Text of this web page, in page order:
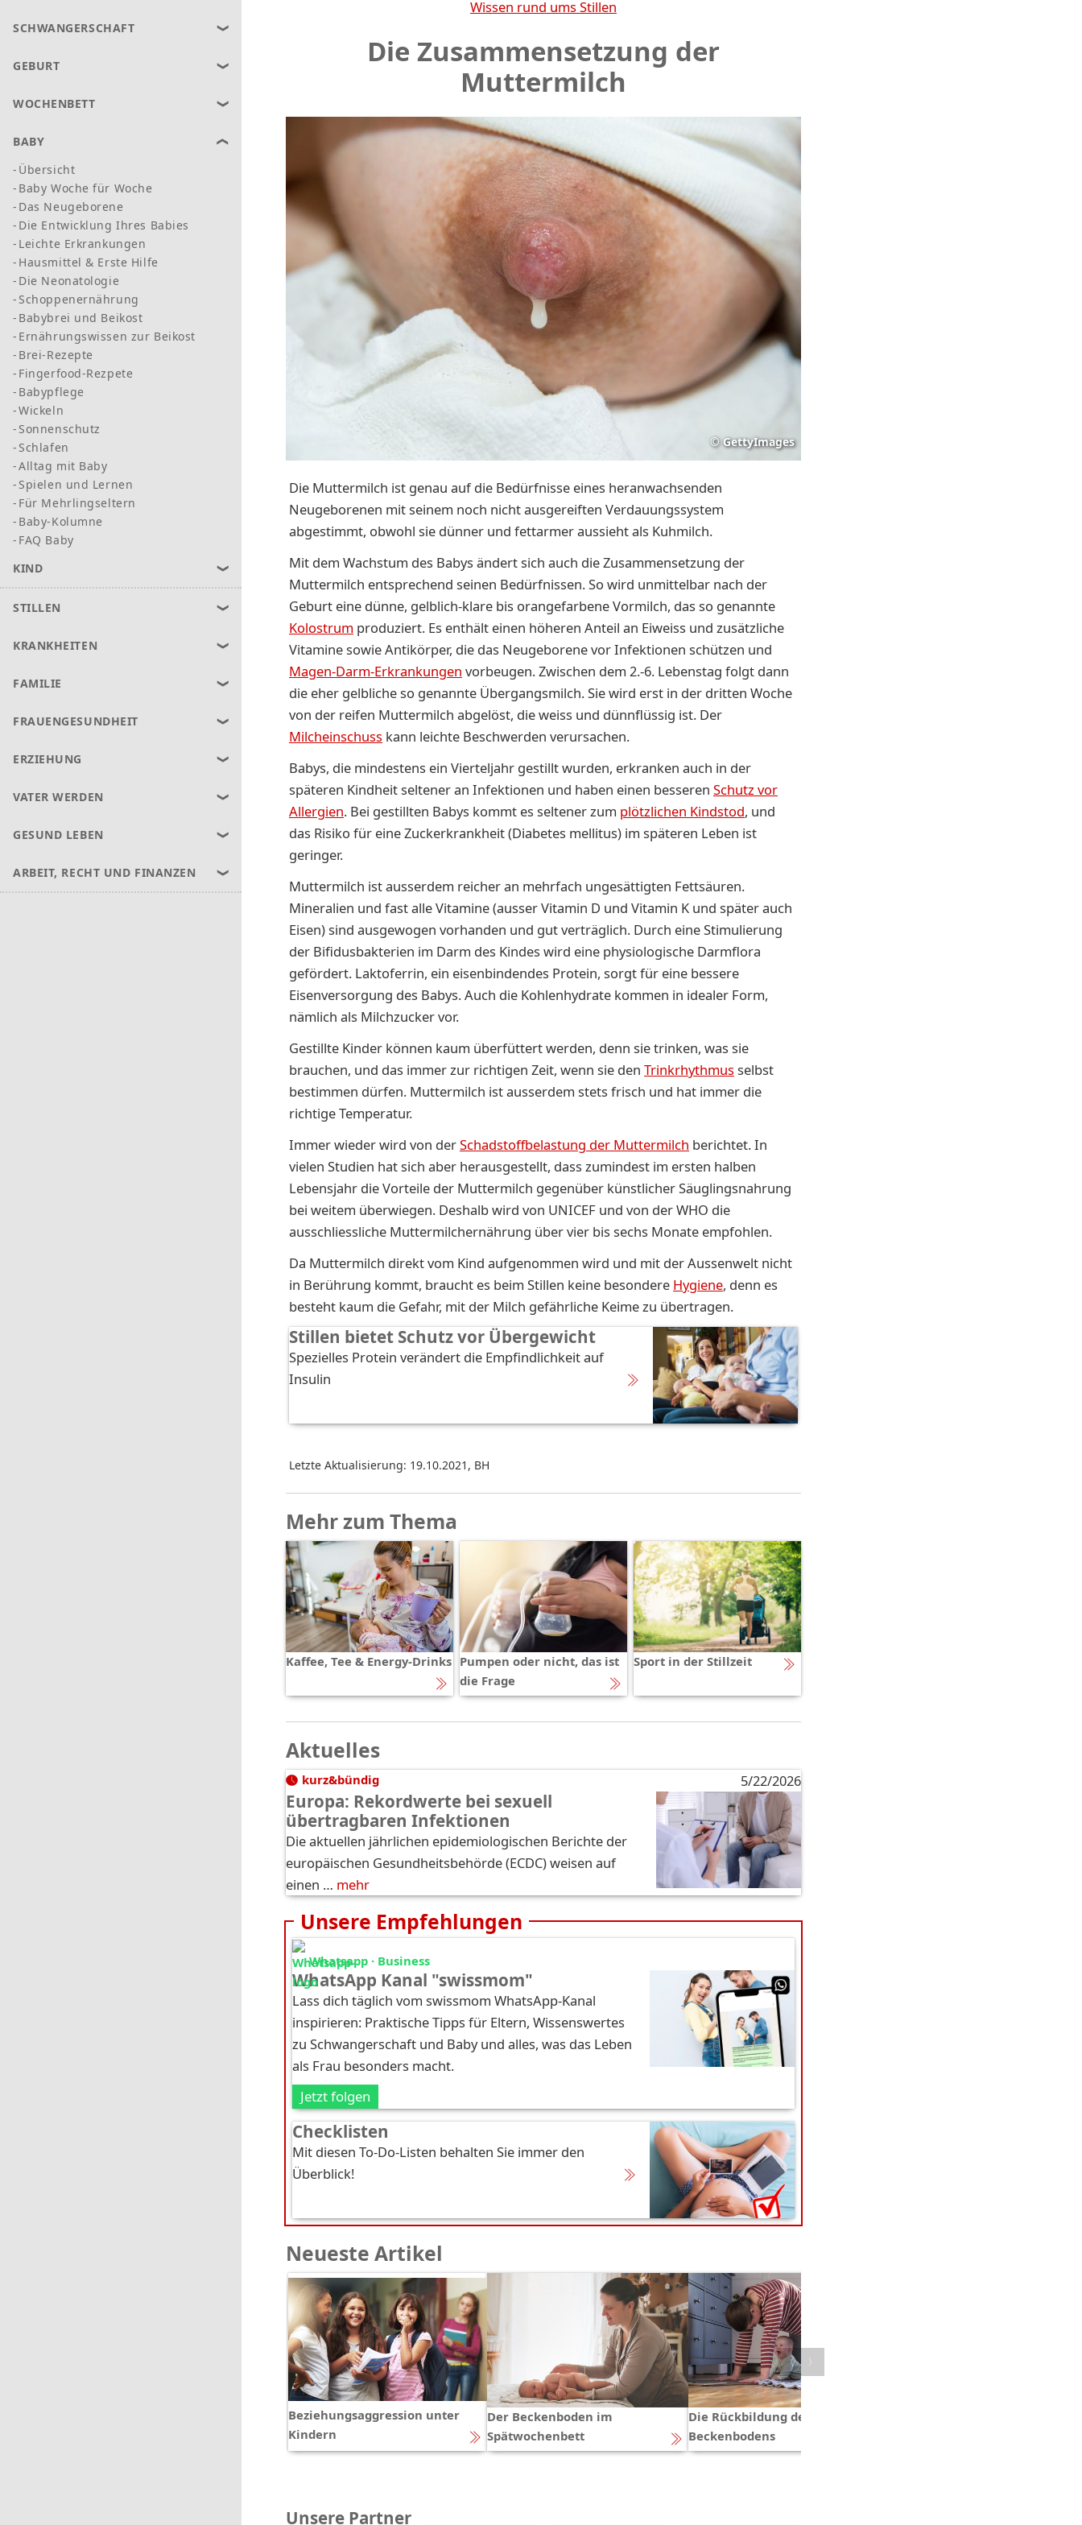
SCHWANGERSCHAFT
GEBURT
WOCHENBETT
BABY
Übersicht
Baby Woche für Woche
Das Neugeborene
Die Entwicklung Ihres Babies
Leichte Erkrankungen
Hausmittel & Erste Hilfe
Die Neonatologie
Schoppenernährung
Babybrei und Beikost
Ernährungswissen zur Beikost
Brei-Rezepte
Fingerfood-Rezpete
Babypflege
Wickeln
Sonnenschutz
Schlafen
Alltag mit Baby
Spielen und Lernen
Für Mehrlingseltern
Baby-Kolumne
FAQ Baby
KIND
STILLEN
KRANKHEITEN
FAMILIE
FRAUENGESUNDHEIT
ERZIEHUNG
VATER WERDEN
GESUND LEBEN
ARBEIT, RECHT UND FINANZEN
Wissen rund ums Stillen
Die Zusammensetzung der
Muttermilch
© GettyImages
Die Muttermilch ist genau auf die Bedürfnisse eines heranwachsenden
Neugeborenen mit seinem noch nicht ausgereiften Verdauungssystem
abgestimmt, obwohl sie dünner und fettarmer aussieht als Kuhmilch.
Mit dem Wachstum des Babys ändert sich auch die Zusammensetzung der
Muttermilch entsprechend seinen Bedürfnissen. So wird unmittelbar nach der
Geburt eine dünne, gelblich-klare bis orangefarbene Vormilch, das so genannte
Kolostrum produziert. Es enthält einen höheren Anteil an Eiweiss und zusätzliche
Vitamine sowie Antikörper, die das Neugeborene vor Infektionen schützen und
Magen-Darm-Erkrankungen vorbeugen. Zwischen dem 2.-6. Lebenstag folgt dann
die eher gelbliche so genannte Übergangsmilch. Sie wird erst in der dritten Woche
von der reifen Muttermilch abgelöst, die weiss und dünnflüssig ist. Der
Milcheinschuss kann leichte Beschwerden verursachen.
Babys, die mindestens ein Vierteljahr gestillt wurden, erkranken auch in der
späteren Kindheit seltener an Infektionen und haben einen besseren Schutz vor
Allergien. Bei gestillten Babys kommt es seltener zum plötzlichen Kindstod, und
das Risiko für eine Zuckerkrankheit (Diabetes mellitus) im späteren Leben ist
geringer.
Muttermilch ist ausserdem reicher an mehrfach ungesättigten Fettsäuren.
Mineralien und fast alle Vitamine (ausser Vitamin D und Vitamin K und später auch
Eisen) sind ausgewogen vorhanden und gut verträglich. Durch eine Stimulierung
der Bifidusbakterien im Darm des Kindes wird eine physiologische Darmflora
gefördert. Laktoferrin, ein eisenbindendes Protein, sorgt für eine bessere
Eisenversorgung des Babys. Auch die Kohlenhydrate kommen in idealer Form,
nämlich als Milchzucker vor.
Gestillte Kinder können kaum überfüttert werden, denn sie trinken, was sie
brauchen, und das immer zur richtigen Zeit, wenn sie den Trinkrhythmusselbst
bestimmen dürfen. Muttermilch ist ausserdem stets frisch und hat immer die
richtige Temperatur.
Immer wieder wird von derSchadstoffbelastung der Muttermilch berichtet. In
vielen Studien hat sich aber herausgestellt, dass zumindest im ersten halben
Lebensjahr die Vorteile der Muttermilch gegenüber künstlicher Säuglingsnahrung
bei weitem überwiegen. Deshalb wird von UNICEF und von der WHO die
ausschliessliche Muttermilchernährung über vier bis sechs Monate empfohlen.
Da Muttermilch direkt vom Kind aufgenommen wird und mit der Aussenwelt nicht
in Berührung kommt, braucht es beim Stillen keine besondere Hygiene, denn es
besteht kaum die Gefahr, mit der Milch gefährliche Keime zu übertragen.
Stillen bietet Schutz vor Übergewicht
Spezielles Protein verändert die Empfindlichkeit auf
Insulin
Letzte Aktualisierung: 19.10.2021 , BH
Mehr zum Thema
Kaffee, Tee & Energy-Drinks Pumpen oder nicht, das ist
die Frage
Sport in der Stillzeit
Aktuelles
kurz&bündig 5/22/2026
Europa: Rekordwerte bei sexuell
übertragbaren Infektionen
Die aktuellen jährlichen epidemiologischen Berichte der
europäischen Gesundheitsbehörde (ECDC) weisen auf
einen … mehr
Unsere Empfehlungen
Whatsapp · Business
WhatsApp Kanal "swissmom"
Lass dich täglich vom swissmom WhatsApp-Kanal
inspirieren: Praktische Tipps für Eltern, Wissenswertes
zu Schwangerschaft und Baby und alles, was das Leben
als Frau besonders macht.
Jetzt folgen
Checklisten
Mit diesen To-Do-Listen behalten Sie immer den
Überblick!
Neueste Artikel
Beziehungsaggression unter
Kindern
Der Beckenboden im
Spätwochenbett
Die Rückbildung des
Beckenbodens
〈 〉
Unsere Partner